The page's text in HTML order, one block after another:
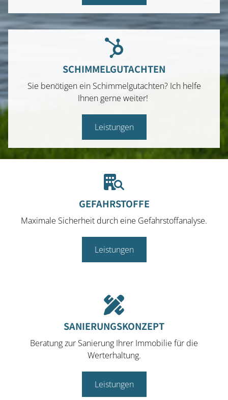
SCHIMMELGUTACHTEN
Sie benötigen ein Schimmelgutachten? Ich helfe
Ihnen gerne weiter!
Leistungen
GEFAHRSTOFFE
Maximale Sicherheit durch eine Gefahrstoffanalyse.
Leistungen
SANIERUNGSKONZEPT
Beratung zur Sanierung Ihrer Immobilie für die
Werterhaltung.
Leistungen